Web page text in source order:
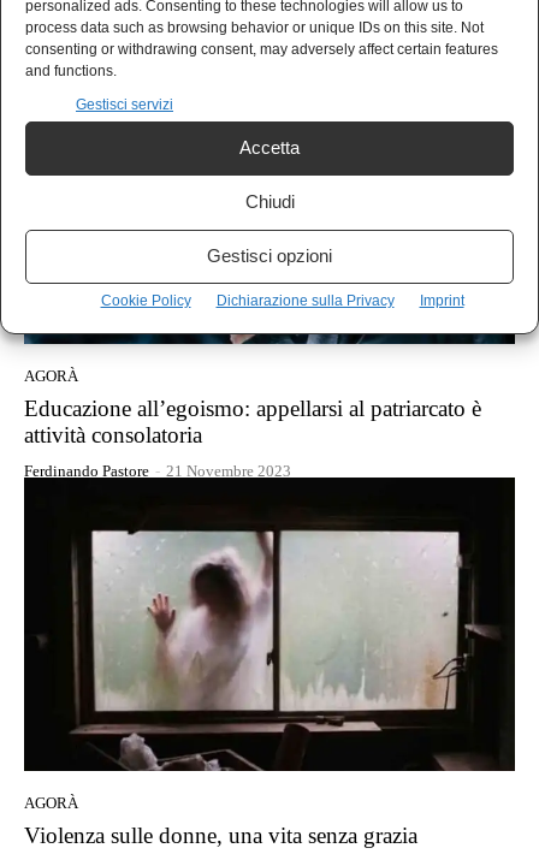
personalized ads. Consenting to these technologies will allow us to
process data such as browsing behavior or unique IDs on this site. Not
consenting or withdrawing consent, may adversely affect certain features
and functions.
Gestisci servizi
Accetta
Chiudi
Gestisci opzioni
Cookie Policy Dichiarazione sulla Privacy Imprint
Alle radici della violenza: figli nelle campane di vetro
Ferdinando Pastore - 22 Novembre 2023
AGORÀ
Educazione all’egoismo: appellarsi al patriarcato è
attività consolatoria
Ferdinando Pastore - 21 Novembre 2023
AGORÀ
Violenza sulle donne, una vita senza grazia